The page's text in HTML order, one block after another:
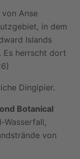
Anse
in dem
Islands
Es herrscht dort
Dingipier.
Botanical
Wasserfall,
von